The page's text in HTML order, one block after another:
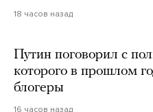
18 часов назад
Путин поговорил с
которого в прошлом
блогеры
16 часов назад